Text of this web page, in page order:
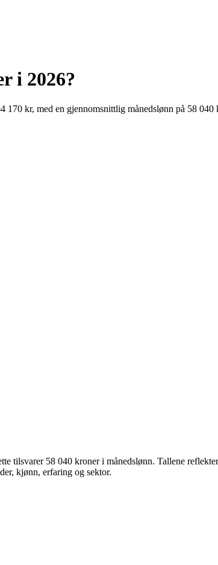
i 2026?
170 kr, med en gjennomsnittlig månedslønn på 58 040
tilsvarer 58 040 kroneri månedslønn. Tallene
kjønn, erfaring og sektor.